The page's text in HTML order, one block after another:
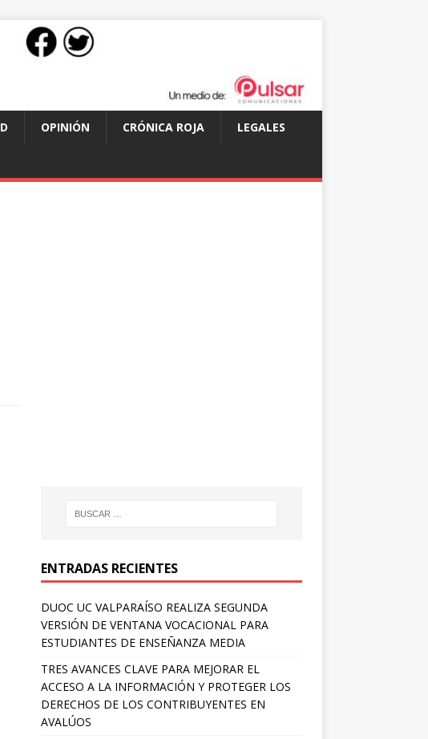
OPINIÓN CRÓNICA ROJA LEGALES
ENTRADAS RECIENTES
DUOC UC VALPARAÍSO REALIZA SEGUNDA
VERSIÓN DE VENTANA VOCACIONAL PARA
ESTUDIANTES DE ENSEÑANZA MEDIA
TRES AVANCES CLAVE PARA MEJORAR EL
ACCESO A LA INFORMACIÓN Y PROTEGER LOS
DERECHOS DE LOS CONTRIBUYENTES EN
AVALÚOS